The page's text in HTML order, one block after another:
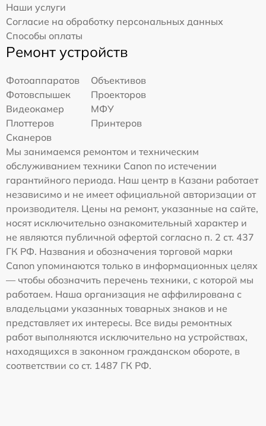
Наши услуги
Согласие на обработку персональных данных
Способы оплаты
Ремонт устройств
Фотоаппаратов
Объективов
Фотовспышек
Проекторов
Видеокамер
МФУ
Плоттеров
Принтеров
Сканеров
Мы занимаемся ремонтом и техническим
обслуживанием техники Canon по истечении
гарантийного периода. Наш центр в Казани работает
независимо и не имеет официальной авторизации от
производителя. Цены на ремонт, указанные на сайте,
носят исключительно ознакомительный характер и
не являются публичной офертой согласно п. 2 ст. 437
ГК РФ. Названия и обозначения торговой марки
Canon упоминаются только в информационных целях
— чтобы обозначить перечень техники, с которой мы
работаем. Наша организация не аффилирована с
владельцами указанных товарных знаков и не
представляет их интересы. Все виды ремонтных
работ выполняются исключительно на устройствах,
находящихся в законном гражданском обороте, в
соответствии со ст. 1487 ГК РФ.